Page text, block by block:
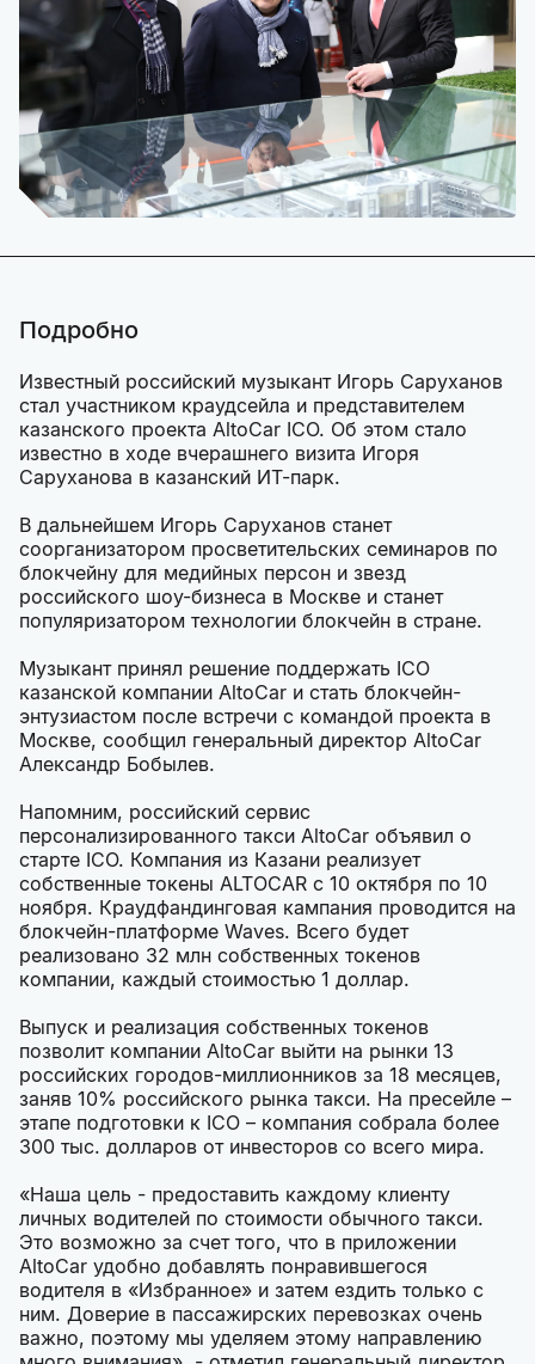
Подробно
Известный российский музыкант Игорь Саруханов
стал участником краудсейла и представителем
казанского проекта AltoCar ICO. Об этом стало
известно в ходе вчерашнего визита Игоря
Саруханова в казанский ИТ-парк.
В дальнейшем Игорь Саруханов станет
соорганизатором просветительских семинаров по
блокчейну для медийных персон и звезд
российского шоу-бизнеса в Москве и станет
популяризатором технологии блокчейн в стране.
Музыкант принял решение поддержать ICO
казанской компании AltoCar и стать блокчейн-
энтузиастом после встречи с командой проекта в
Москве, сообщил генеральный директор AltoCar
Александр Бобылев.
Напомним, российский сервис
персонализированного такси AltoCar объявил о
старте ICO. Компания из Казани реализует
собственные токены ALTOCAR с 10 октября по 10
ноября. Краудфандинговая кампания проводится на
блокчейн-платформе Waves. Всего будет
реализовано 32 млн собственных токенов
компании, каждый стоимостью 1 доллар.
Выпуск и реализация собственных токенов
позволит компании AltoCar выйти на рынки 13
российских городов-миллионников за 18 месяцев,
заняв 10% российского рынка такси. На пресейле –
этапе подготовки к ICO – компания собрала более
300 тыс. долларов от инвесторов со всего мира.
«Наша цель - предоставить каждому клиенту
личных водителей по стоимости обычного такси.
Это возможно за счет того, что в приложении
AltoCar удобно добавлять понравившегося
водителя в «Избранное» и затем ездить только с
ним. Доверие в пассажирских перевозках очень
важно, поэтому мы уделяем этому направлению